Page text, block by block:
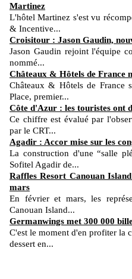
Martinez
L'hôtel Martinez s'est vu
& Incentive...
Croisitour : Jason Gaudin,
Jason Gaudin rejoint l'équipe
nommé...
Châteaux & Hôtels de France
Châteaux & Hôtels de France
Place, premier...
Côte d'Azur : les touristes ont
Ce chiffre est évalué par
par le CRT...
Agadir : Accor mise sur les
La construction d'une “salle
Sofitel Agadir de...
Raffles Resort Canouan
mars
En février et mars, les
Canouan Island...
Germanwings met 300 000
C'est le moment d'en profiter la
dessert en...